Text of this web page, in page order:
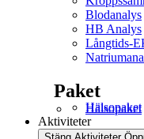
Blodanalys
HB Analys
Långtids-
Paket
Hälsopaket
Hälsopaket
Aktiviteter